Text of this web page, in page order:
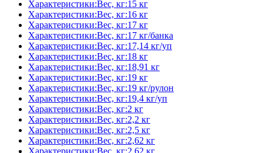
Характеристики:Вес, кг:15 кг
Характеристики:Вес, кг:16 кг
Характеристики:Вес, кг:17 кг
Характеристики:Вес, кг:17 кг/банка
Характеристики:Вес, кг:17,14 кг/уп
Характеристики:Вес, кг:18 кг
Характеристики:Вес, кг:18,91 кг
Характеристики:Вес, кг:19 кг
Характеристики:Вес, кг:19 кг/рулон
Характеристики:Вес, кг:19,4 кг/уп
Характеристики:Вес, кг:2 кг
Характеристики:Вес, кг:2,2 кг
Характеристики:Вес, кг:2,5 кг
Характеристики:Вес, кг:2,62 кг
Характеристики:Вес, кг:2.62 кг